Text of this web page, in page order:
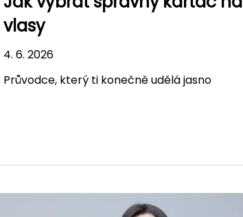
vlasy
4. 6. 2026
Průvodce, který ti konečně udělá jasno